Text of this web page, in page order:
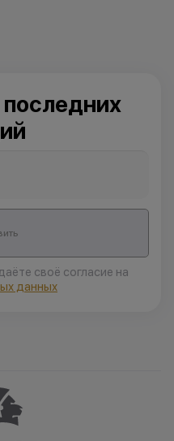
последних
своё согласие на
данных